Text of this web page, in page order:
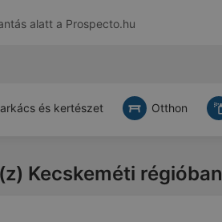
alatt a Prospecto.hu
és kertészet Otthon
Kecskeméti régióban